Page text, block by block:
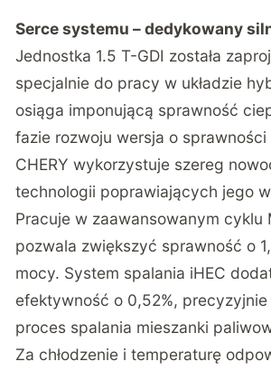
Serce systemu – dedykowany
Jednostka 1.5 T-GDI została
specjalnie do pracy w układzie
osiąga imponującą sprawność
fazie rozwoju wersja o sprawności
CHERY wykorzystuje szereg
technologii poprawiających jego
Pracuje w zaawansowanym cyklu
pozwala zwiększyć sprawność o
mocy. System spalania iHEC
efektywność o 0,52%,
proces spalania mieszanki
Za chłodzenie i temperaturę